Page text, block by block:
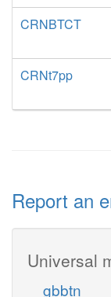
CRNBTCT
CRNt7pp
Report an
Universal
gbbtn